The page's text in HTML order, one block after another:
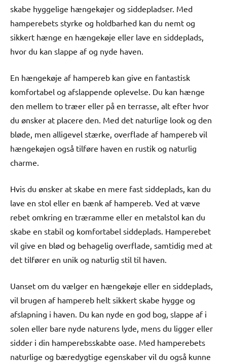
skabe hyggelige hængekøjer og siddepladser. Med
hamperebets styrke og holdbarhed kan du nemt og
sikkert hænge en hængekøje eller lave en siddeplads,
hvor du kan slappe af og nyde haven.
En hængekøje af hampereb kan give en fantastisk
komfortabel og afslappende oplevelse. Du kan hænge
den mellem to træer eller på en terrasse, alt efter hvor
du ønsker at placere den. Med det naturlige look og den
bløde, men alligevel stærke, overflade af hampereb vil
hængekøjen også tilføre haven en rustik og naturlig
charme.
Hvis du ønsker at skabe en mere fast siddeplads, kan du
lave en stol eller en bænk af hampereb. Ved at væve
rebet omkring en træramme eller en metalstol kan du
skabe en stabil og komfortabel siddeplads. Hamperebet
vil give en blød og behagelig overflade, samtidig med at
det tilfører en unik og naturlig stil til haven.
Uanset om du vælger en hængekøje eller en siddeplads,
vil brugen af hampereb helt sikkert skabe hygge og
afslapning i haven. Du kan nyde en god bog, slappe af i
solen eller bare nyde naturens lyde, mens du ligger eller
sidder i din hamperebsskabte oase. Med hamperebets
naturlige og bæredygtige egenskaber vil du også kunne